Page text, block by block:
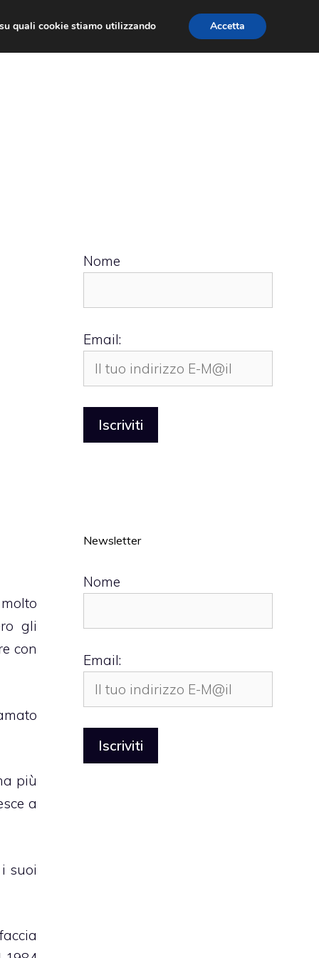
gli
con
più
a
suoi
Nome
Email:
Newsletter
Nome
Email:
quali cookie stiamo utilizzando
Accetta